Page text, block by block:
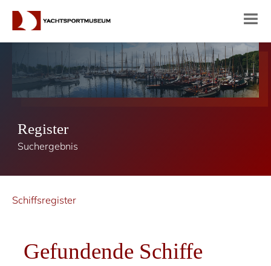
Register
Suchergebnis
Schiffsregister
Gefundende Schiffe